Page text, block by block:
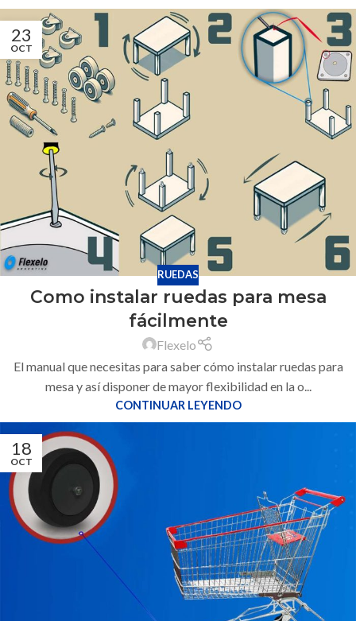
23
OCT
RUEDAS
Como instalar ruedas para mesa
fácilmente
Flexelo
El manual que necesitas para saber cómo instalar ruedas para
mesa y así disponer de mayor flexibilidad en la o...
CONTINUAR LEYENDO
18
OCT